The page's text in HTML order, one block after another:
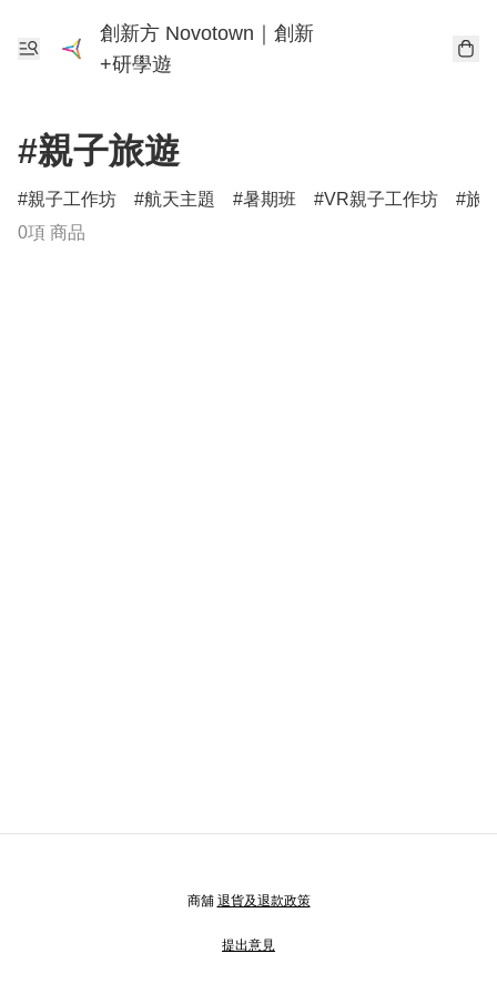
創新方 Novotown｜創新
+研學遊
#親子旅遊
親子工作坊 航天主題 暑期班 VR親子工作坊
旅
0項 商品
商舖 退貨及退款政策
提出意見